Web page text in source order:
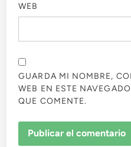
WEB
GUARDA MI NOMBRE,
WEB EN ESTE
QUE COMENTE.